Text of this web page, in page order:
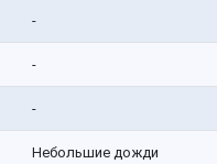
-
-
-
Небольшие дожди